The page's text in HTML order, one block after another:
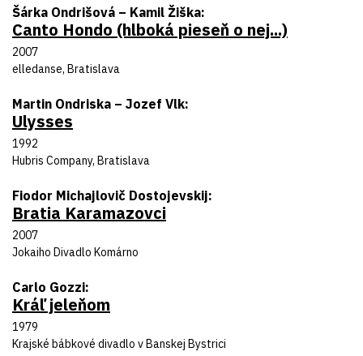
Autor predlohy
Šárka Ondrišová – Kamil Žiška
Názov inscenácie
Canto Hondo (hlboká pieseň o nej...)
Rok uvedenia
2007
Divadlo
elledanse, Bratislava
Autor predlohy
Martin Ondriska – Jozef Vlk
Názov inscenácie
Ulysses
Rok uvedenia
1992
Divadlo
Hubris Company, Bratislava
Autor predlohy
Fiodor Michajlovič Dostojevskij
Názov inscenácie
Bratia Karamazovci
Rok uvedenia
2007
Divadlo
Jokaiho Divadlo Komárno
Autor predlohy
Carlo Gozzi
Názov inscenácie
Kráľ jeleňom
Rok uvedenia
1979
Divadlo
Krajské bábkové divadlo v Banskej Bystrici